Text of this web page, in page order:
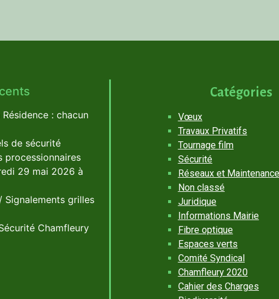
: chacun
de sécurité
processionnaires
29 mai 2026 à
Signalements grilles
Chamfleury
Catégories
Vœux
Travaux Privatifs
Tournage film
Sécurité
Réseaux et Maintenance
Non classé
Juridique
Informations Mairie
Fibre optique
Espaces verts
Comité Syndical
Chamfleury 2020
Cahier des Charges